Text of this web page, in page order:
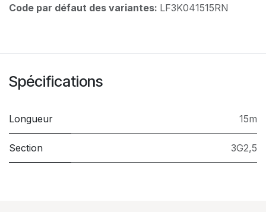
Code par défaut des variantes: LF3K041515RN
Spécifications
Longueur 15m
Section 3G2,5